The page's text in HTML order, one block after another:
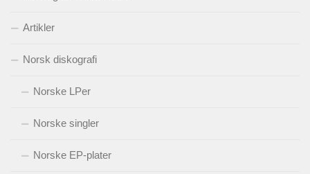
Artikler
Norsk diskografi
Norske LPer
Norske singler
Norske EP-plater